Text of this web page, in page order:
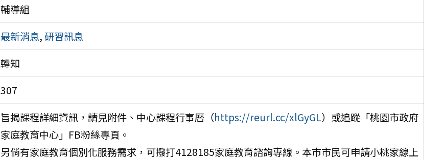
輔導組
最新消息,研習訊息
轉知
307
旨揭課程詳細資訊，請見附件、中心課程行事曆（https://reurl.cc/xlGyGL）或追蹤「桃園市政府
家庭教育中心」FB粉絲專頁。
另倘有家庭教育個別化服務需求，可撥打4128185家庭教育諮詢專線。本市市民可申請小桃家線上